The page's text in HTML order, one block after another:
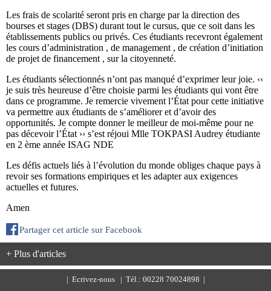
Les frais de scolarité seront pris en charge par la direction des
bourses et stages (DBS) durant tout le cursus, que ce soit dans les
établissements publics ou privés. Ces étudiants recevront également
les cours d’administration , de management , de création d’initiation
de projet de financement , sur la citoyenneté.
Les étudiants sélectionnés n’ont pas manqué d’exprimer leur joie. ‹‹
je suis très heureuse d’être choisie parmi les étudiants qui vont être
dans ce programme. Je remercie vivement l’État pour cette initiative
va permettre aux étudiants de s’améliorer et d’avoir des
opportunités. Je compte donner le meilleur de moi-même pour ne
pas décevoir l’État ›› s’est réjoui Mlle TOKPASI Audrey étudiante
en 2 ème année ISAG NDE
Les défis actuels liés à l’évolution du monde obliges chaque pays à
revoir ses formations empiriques et les adapter aux exigences
actuelles et futures.
Amen
Partager cet article sur Facebook
+ Plus d'articles
Ecrivez-nous | Tél.: 00228 70024898 |